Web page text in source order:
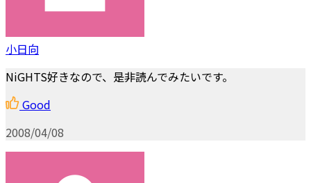
小日向
NiGHTS好きなので、是非読んでみたいです。
Good
2008/04/08